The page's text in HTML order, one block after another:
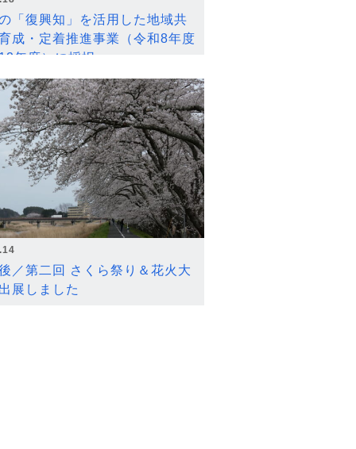
「復興知」を活用した地域共
成・定着推進事業（令和8年度
年度）に採択
／第二回 さくら祭り＆花火大
展しました